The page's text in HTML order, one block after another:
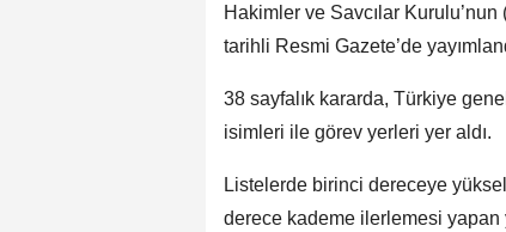
Hakimler ve Savcılar
tarihli Resmi Gazete’de
38 sayfalık kararda, Türkiye
isimleri ile görev yerleri yer aldı.
Listelerde birinci dereceye
derece kademe ilerlemesi yapan